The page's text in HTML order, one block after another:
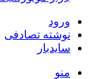
ورود
نوشته تصادفی
سایدبار
منو